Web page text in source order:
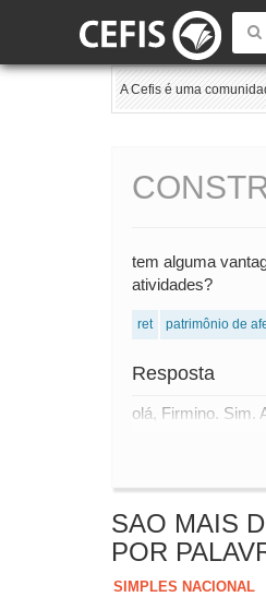
A Cefis é uma
tem alguma
atividades?
ret patrimônio de
Resposta
olá, Firmino. Sim.
SAO MAIS
POR
SIMPLES NACIONAL